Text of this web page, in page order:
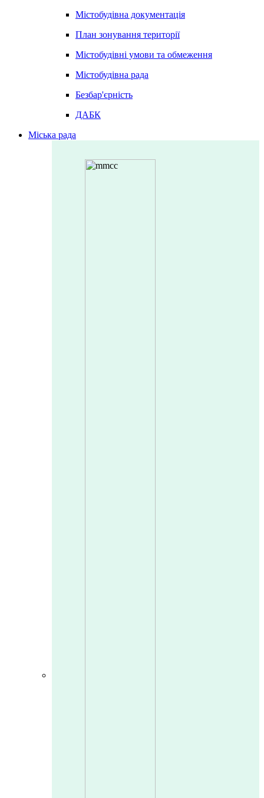
Містобудівна документація
План зонування території
Містобудівні умови та обмеження
Містобудівна рада
Безбар'єрність
ДАБК
Міська рада